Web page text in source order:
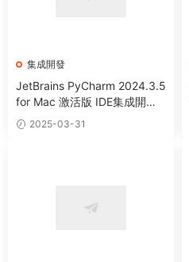
集成開發
JetBrains PyCharm 2024.3.5
for Mac 激活版 IDE集成開發
環境工具 (Intel+Apple Silico
n)
2025-03-31